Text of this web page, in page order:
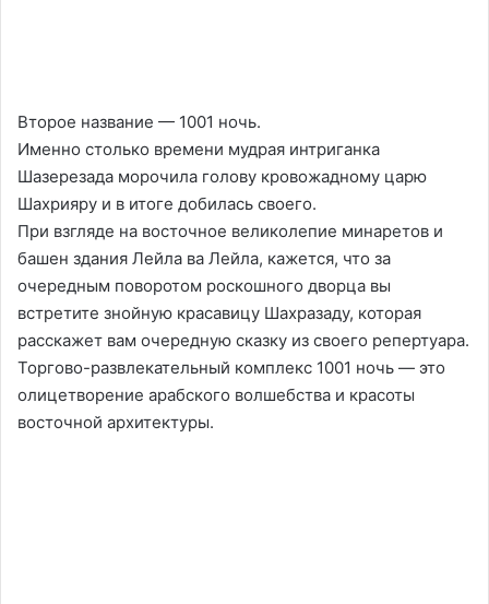
Второе название — 1001 ночь.
Именно столько времени мудрая интриганка
Шазерезада морочила голову кровожадному царю
Шахрияру и в итоге добилась своего.
При взгляде на восточное великолепие минаретов и
башен здания Лейла ва Лейла, кажется, что за
очередным поворотом роскошного дворца вы
встретите знойную красавицу Шахразаду, которая
расскажет вам очередную сказку из своего репертуара.
Торгово-развлекательный комплекс 1001 ночь — это
олицетворение арабского волшебства и красоты
восточной архитектуры.